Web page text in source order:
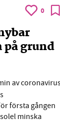
0
grund
av
första gången
minska